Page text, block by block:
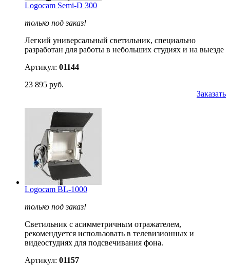
Logocam Semi-D 300
только под заказ!
Легкий универсальный светильник, специально
разработан для работы в небольших студиях и на выезде
Артикул: 01144
23 895 руб.
Заказать
Logocam BL-1000
только под заказ!
Светильник с асимметричным отражателем,
рекомендуется использовать в телевизионных и
видеостудиях для подсвечивания фона.
Артикул: 01157